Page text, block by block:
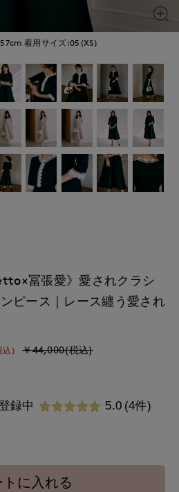
着用サイズ:05(XS)
冨張愛》愛されクラシ
ピース｜レース纏う愛され
込) ￥44,000(税込)
録中 5.0 (4件)
トに入れる